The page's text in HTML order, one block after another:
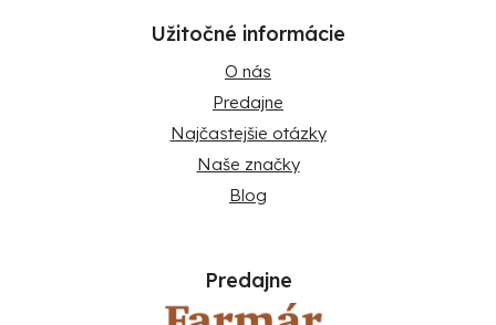
Užitočné informácie
O nás
Predajne
Najčastejšie otázky
Naše značky
Blog
Predajne